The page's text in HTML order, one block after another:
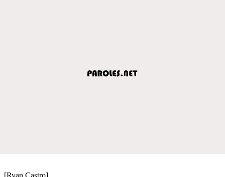
[Ryan Castro]